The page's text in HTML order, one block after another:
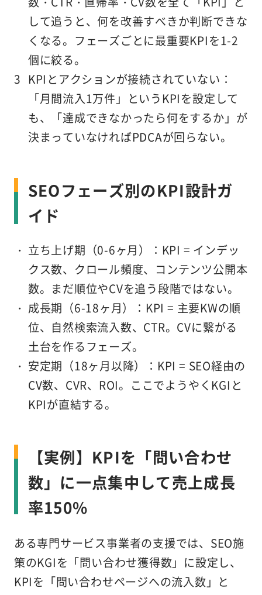
して追うと、何を改善すべきか判断できな
くなる。フェーズごとに最重要KPIを1-2
個に絞る。
KPIとアクションが接続されていない ：
「月間流入1万件」というKPIを設定して
も、「達成できなかったら何をするか」が
決まっていなければPDCAが回らない。
SEOフェーズ別のKPI設計ガ
イド
立ち上げ期（0-6ヶ月）
：KPI = インデッ
クス数、クロール頻度、コンテンツ公開本
数。まだ順位やCVを追う段階ではない。
成長期（6-18ヶ月）
：KPI = 主要KWの順
位、自然検索流入数、CTR。CVに繋がる
土台を作るフェーズ。
安定期（18ヶ月以降）
：KPI = SEO経由の
CV数、CVR、ROI。ここでようやくKGIと
KPIが直結する。
【実例】KPIを「問い合わせ
数」に一点集中して売上成長
率150%
ある専門サービス事業者の支援では、SEO施
策のKGIを「問い合わせ獲得数」に設定し、
KPIを「問い合わせページへの流入数」と